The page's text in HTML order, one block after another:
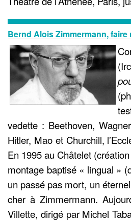
Bernd Alois Zimmermann,
vedette : Beethoven,
Hitler, Mao et Churchill,
En 1995 au Châtelet
montage baptisé « lingual »
un passé pas mort, un
cher à Zimmermann.
Villette, dirigé par Michel